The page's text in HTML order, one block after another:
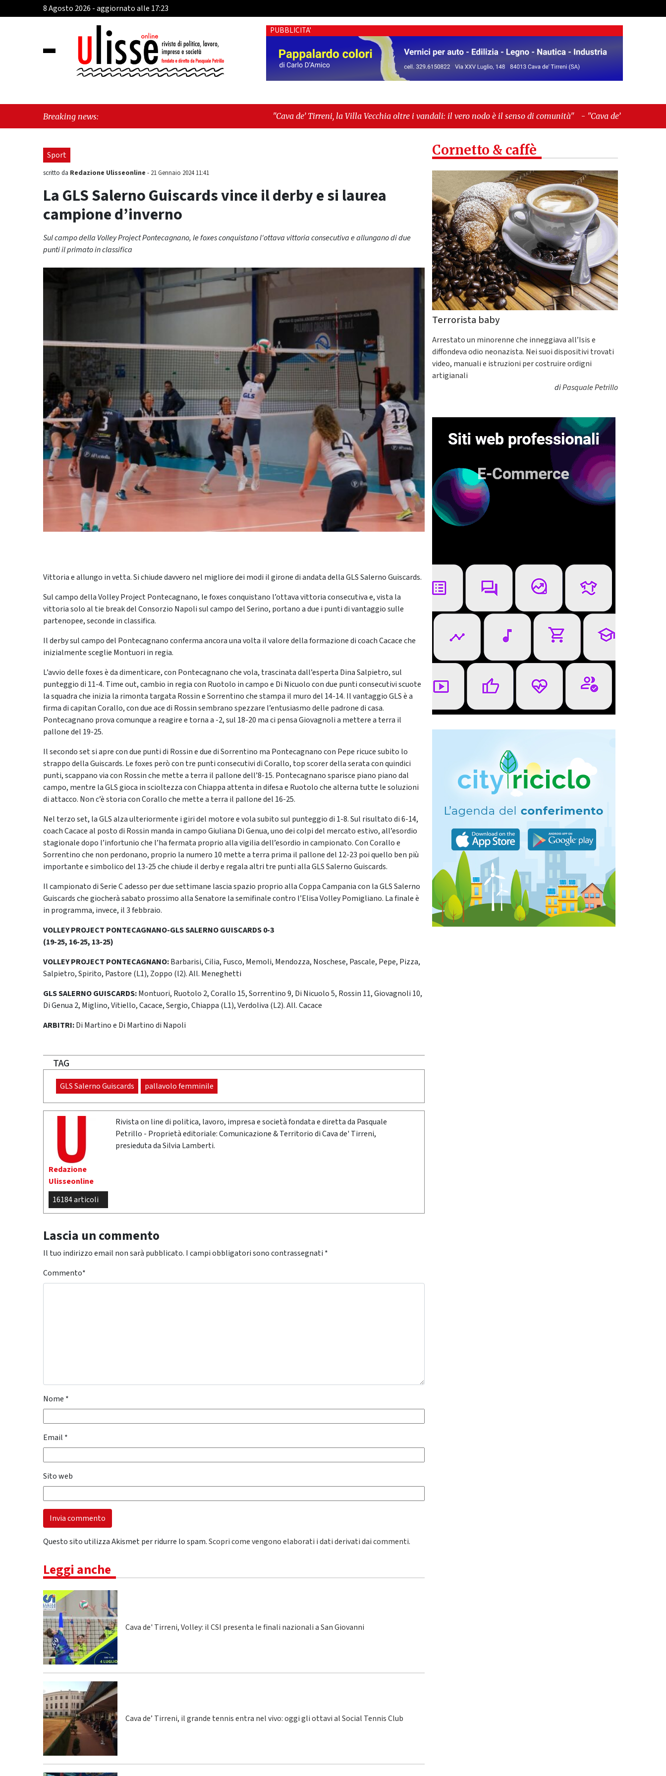
8 Agosto 2026 - aggiornato alle 17:23
PUBBLICITA'
Breaking news: "Cava de’ Tirreni, la Villa Vecchia oltre i vandali: il vero nodo è il senso di comunità" -"Cava de’ Tirreni, La Fratellanza
sull'ultima seduta consiliare: “Serve chiarezza!”"
Sport
scritto da Redazione Ulisseonline - 21 Gennaio 2024 11:41
La GLS Salerno Guiscards vince il derby e si laurea
campione d’inverno
Sul campo della Volley Project Pontecagnano, le foxes conquistano l'ottava vittoria consecutiva e allungano di due
punti il primato in classifica
Vittoria e allungo in vetta. Si chiude davvero nel migliore dei modi il girone di andata della GLS Salerno Guiscards.
Sul campo della Volley Project Pontecagnano, le foxes conquistano l’ottava vittoria consecutiva e, vista la
vittoria solo al tie break del Consorzio Napoli sul campo del Serino, portano a due i punti di vantaggio sulle
partenopee, seconde in classifica.
Il derby sul campo del Pontecagnano conferma ancora una volta il valore della formazione di coach Cacace che
inizialmente sceglie Montuori in regia.
L’avvio delle foxes è da dimenticare, con Pontecagnano che vola, trascinata dall’esperta Dina Salpietro, sul
punteggio di 11-4. Time out, cambio in regia con Ruotolo in campo e Di Nicuolo con due punti consecutivi scuote
la squadra che inizia la rimonta targata Rossin e Sorrentino che stampa il muro del 14-14. Il vantaggio GLS è a
firma di capitan Corallo, con due ace di Rossin sembrano spezzare l’entusiasmo delle padrone di casa.
Pontecagnano prova comunque a reagire e torna a -2, sul 18-20 ma ci pensa Giovagnoli a mettere a terra il
pallone del 19-25.
Il secondo set si apre con due punti di Rossin e due di Sorrentino ma Pontecagnano con Pepe ricuce subito lo
strappo della Guiscards. Le foxes però con tre punti consecutivi di Corallo, top scorer della serata con quindici
punti, scappano via con Rossin che mette a terra il pallone dell’8-15. Pontecagnano sparisce piano piano dal
campo, mentre la GLS gioca in scioltezza con Chiappa attenta in difesa e Ruotolo che alterna tutte le soluzioni
di attacco. Non c’è storia con Corallo che mette a terra il pallone del 16-25.
Nel terzo set, la GLS alza ulteriormente i giri del motore e vola subito sul punteggio di 1-8. Sul risultato di 6-14,
coach Cacace al posto di Rossin manda in campo Giuliana Di Genua, uno dei colpi del mercato estivo, all’esordio
stagionale dopo l’infortunio che l’ha fermata proprio alla vigilia dell’esordio in campionato. Con Corallo e
Sorrentino che non perdonano, proprio la numero 10 mette a terra prima il pallone del 12-23 poi quello ben più
importante e simbolico del 13-25 che chiude il derby e regala altri tre punti alla GLS Salerno Guiscards.
Il campionato di Serie C adesso per due settimane lascia spazio proprio alla Coppa Campania con la GLS Salerno
Guiscards che giocherà sabato prossimo alla Senatore la semifinale contro l’Elisa Volley Pomigliano. La finale è
in programma, invece, il 3 febbraio.
VOLLEY PROJECT PONTECAGNANO-GLS SALERNO GUISCARDS 0-3
(19-25, 16-25, 13-25)
VOLLEY PROJECT PONTECAGNANO:Barbarisi, Cilia, Fusco, Memoli, Mendozza, Noschese, Pascale, Pepe, Pizza,
Salpietro, Spirito, Pastore (L1), Zoppo (l2). All. Meneghetti
GLS SALERNO GUISCARDS:Montuori, Ruotolo 2, Corallo 15, Sorrentino 9, Di Nicuolo 5, Rossin 11, Giovagnoli 10,
Di Genua 2, Miglino, Vitiello, Cacace, Sergio, Chiappa (L1), Verdoliva (L2). All. Cacace
ARBITRI:Di Martino e Di Martino di Napoli
TAG
GLS Salerno Guiscards pallavolo femminile
Redazione
Ulisseonline
16184 articoli
Rivista on line di politica, lavoro, impresa e società fondata e diretta da Pasquale
Petrillo - Proprietà editoriale: Comunicazione & Territorio di Cava de' Tirreni,
presieduta da Silvia Lamberti.
Lascia un commento
Il tuo indirizzo email non sarà pubblicato. I campi obbligatori sono contrassegnati *
Commento*
Nome *
Email *
Sito web
Questo sito utilizza Akismet per ridurre lo spam.Scopri come vengono elaborati i dati derivati dai commenti.
Leggi anche
Cava de' Tirreni, Volley: il CSI presenta le finali nazionali a San Giovanni
Cava de’ Tirreni, il grande tennis entra nel vivo: oggi gli ottavi al Social Tennis Club
Cornetto & caffè
Terrorista baby
Arrestato un minorenne che inneggiava all’Isis e
diffondeva odio neonazista. Nei suoi dispositivi trovati
video, manuali e istruzioni per costruire ordigni
artigianali
diPasquale Petrillo